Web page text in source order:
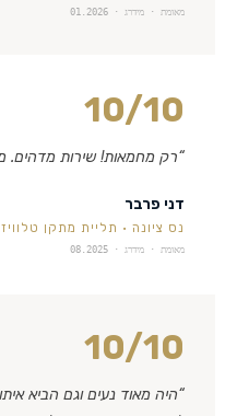
מאומת · מידרג · 01.2026
10/10
“רק מחמאות! שירות מדהים.
דני פרבר
נס ציונה · תליית מתקן
מאומת · מידרג · 08.2025
10/10
“היה מאוד נעים וגם הביא